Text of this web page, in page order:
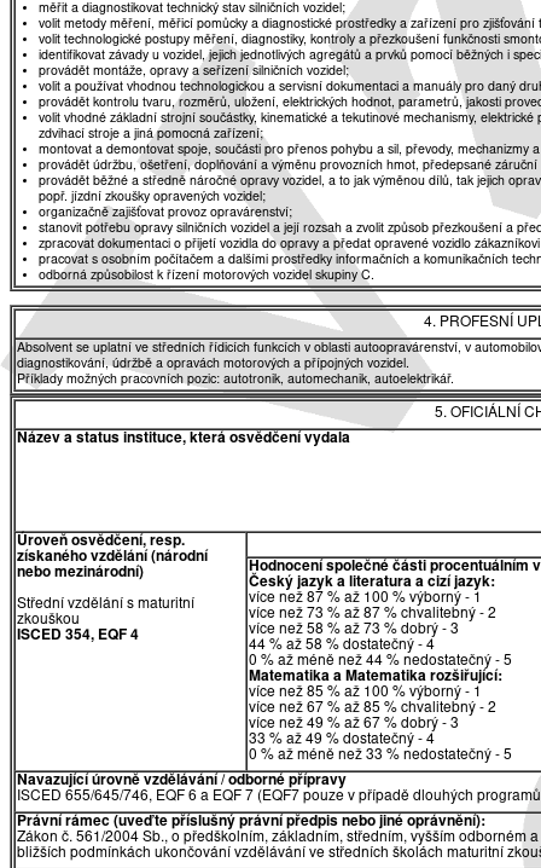
měřit a diagnostikovat technický stav silničních vozidel;
volit metody měření, měřicí pomůcky a diagnostické prostředky a zařízení pro zjišťování
volit technologické postupy měření, diagnostiky, kontroly a přezkoušení funkčnosti
identifikovat závady u vozidel, jejich jednotlivých agregátů a prvků pomocí běžných i
provádět montáže, opravy a seřízení silničních vozidel;
volit a používat vhodnou technologickou a servisní dokumentaci a manuály pro daný
provádět kontrolu tvaru, rozměrů, uložení, elektrických hodnot, parametrů, jakosti
volit vhodné základní strojní součástky, kinematické a tekutinové mechanismy,
zdvihací stroje a jiná pomocná zařízení;
montovat a demontovat spoje, součásti pro přenos pohybu a sil, převody, mechanizmy
provádět údržbu, ošetření, doplňování a výměnu provozních hmot, předepsané
provádět běžné a středně náročné opravy vozidel, a to jak výměnou dílů, tak jejich
popř. jízdní zkoušky opravených vozidel;
organizačně zajišťovat provoz opravárenství;
stanovit potřebu opravy silničních vozidel a její rozsah a zvolit způsob přezkoušení a
zpracovat dokumentaci o přijetí vozidla do opravy a předat opravené vozidlo
pracovat s osobním počítačem a dalšími prostředky informačních a komunikačních
odborná způsobilost k řízení motorových vozidel skupiny C.
4. PROFESNÍ
Absolvent se uplatní ve středních řídicích funkcích v oblasti autoopravárenství, v
diagnostikování, údržbě a opravách motorových a přípojných vozidel.
Příklady možných pracovních pozic: autotronik, automechanik, autoelektrikář.
5. OFICIÁLNÍ
Název a status instituce, která osvědčení vydala
Úroveň osvědčení, resp.
získaného vzdělání (národní
nebo mezinárodní)
Střední vzdělání s maturitní
zkouškou
ISCED 354, EQF 4
Hodnocení společné části procentuálním
Český jazyk a literatura a cizí jazyk:
více než 87 % až 100 % výborný - 1
více než 73 % až 87 % chvalitebný - 2
více než 58 % až 73 % dobrý - 3
44 % až 58 % dostatečný - 4
0 % až méně než 44 % nedostatečný - 5
Matematika a Matematika rozšiřující:
více než 85 % až 100 % výborný - 1
více než 67 % až 85 % chvalitebný - 2
více než 49 % až 67 % dobrý - 3
33 % až 49 % dostatečný - 4
0 % až méně než 33 % nedostatečný - 5
Navazující úrovně vzdělávání / odborné přípravy
ISCED 655/645/746, EQF 6 a EQF 7 (EQF7 pouze v případě dlouhých
Právní rámec (uveďte příslušný právní předpis nebo jiné oprávnění):
Zákon č. 561/2004 Sb., o předškolním, základním, středním, vyšším
bližších podmínkách ukončování vzdělávání ve středních školách maturitní